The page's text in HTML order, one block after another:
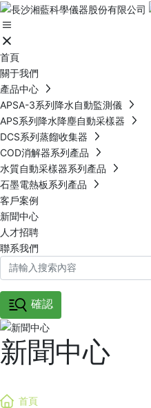
首頁
關于我們
產品中心
APSA-3系列降水自動監測儀
APS系列降水降塵自動采樣器
DCS系列蒸餾收集器
COD消解器系列產品
水質自動采樣器系列產品
石墨電熱板系列產品
客戶案例
新聞中心
人才招聘
聯系我們
確認
新聞中心
首頁